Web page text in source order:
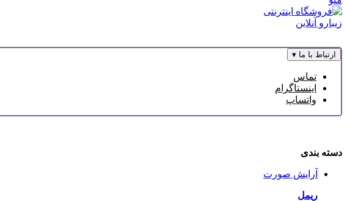
ارتباط با ما ▾
تماس
اینستاگرام
واتساپ
دسته بندی
آرایش صورت
ریمل